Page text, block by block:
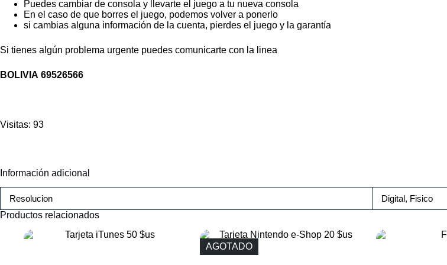
Puedes cambiar de consola y llevarte el juego a tu nueva consola
En el caso de que borres el juego, podemos volver a ponerlo
si cambias alguna información de la cuenta, pierdes el juego y la garantía
Si tienes algún problema urgente puedes comunicarte con la linea
BOLIVIA 69526566
Visitas: 93
Información adicional
Resolucion Digital, Fisico
Productos relacionados
AGOTADO